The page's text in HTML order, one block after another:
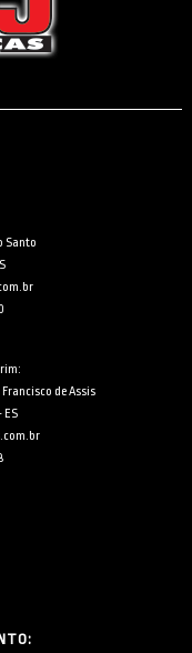
Santo
Francisco de Assis
ES